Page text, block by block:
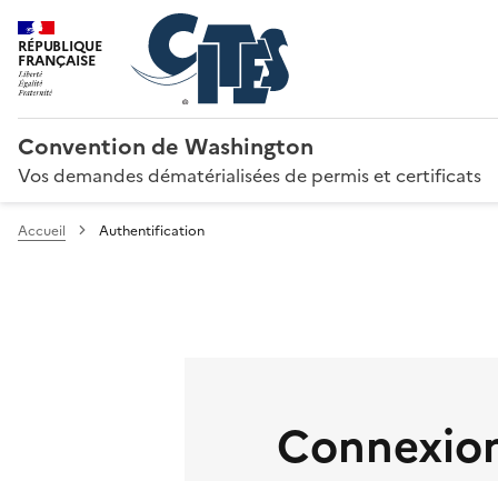
RÉPUBLIQUE
FRANÇAISE
Convention de Washington
Vos demandes dématérialisées de permis et certificats
Accueil Authentification